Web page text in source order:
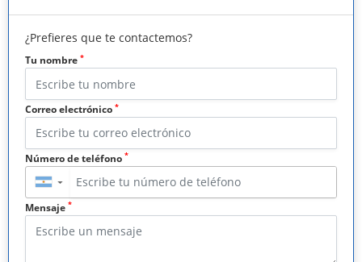
¿Prefieres que te contactemos?
Tu nombre *
Correo electrónico *
Número de teléfono *
▼
Mensaje *